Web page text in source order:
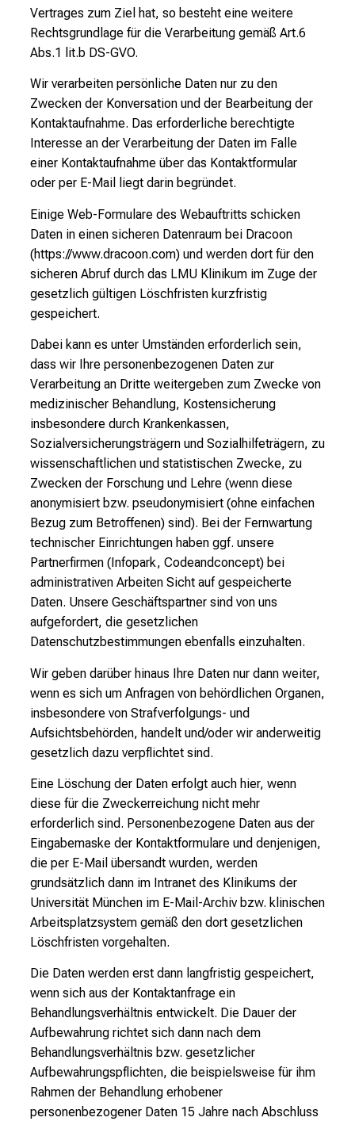
Vertrages zum Ziel hat, so besteht eine weitere
Rechtsgrundlage für die Verarbeitung gemäß Art.6
Abs.1 lit.b DS-GVO.
Wir verarbeiten persönliche Daten nur zu den
Zwecken der Konversation und der Bearbeitung der
Kontaktaufnahme. Das erforderliche berechtigte
Interesse an der Verarbeitung der Daten im Falle
einer Kontaktaufnahme über das Kontaktformular
oder per E-Mail liegt darin begründet.
Einige Web-Formulare des Webauftritts schicken
Daten in einen sicheren Datenraum bei Dracoon
(https://www.dracoon.com) und werden dort für den
sicheren Abruf durch das LMU Klinikum im Zuge der
gesetzlich gültigen Löschfristen kurzfristig
gespeichert.
Dabei kann es unter Umständen erforderlich sein,
dass wir Ihre personenbezogenen Daten zur
Verarbeitung an Dritte weitergeben zum Zwecke von
medizinischer Behandlung, Kostensicherung
insbesondere durch Krankenkassen,
Sozialversicherungsträgern und Sozialhilfeträgern, zu
wissenschaftlichen und statistischen Zwecke, zu
Zwecken der Forschung und Lehre (wenn diese
anonymisiert bzw. pseudonymisiert (ohne einfachen
Bezug zum Betroffenen) sind). Bei der Fernwartung
technischer Einrichtungen haben ggf. unsere
Partnerfirmen (Infopark, Codeandconcept) bei
administrativen Arbeiten Sicht auf gespeicherte
Daten. Unsere Geschäftspartner sind von uns
aufgefordert, die gesetzlichen
Datenschutzbestimmungen ebenfalls einzuhalten.
Wir geben darüber hinaus Ihre Daten nur dann weiter,
wenn es sich um Anfragen von behördlichen Organen,
insbesondere von Strafverfolgungs- und
Aufsichtsbehörden, handelt und/oder wir anderweitig
gesetzlich dazu verpflichtet sind.
Eine Löschung der Daten erfolgt auch hier, wenn
diese für die Zweckerreichung nicht mehr
erforderlich sind. Personenbezogene Daten aus der
Eingabemaske der Kontaktformulare und denjenigen,
die per E-Mail übersandt wurden, werden
grundsätzlich dann im Intranet des Klinikums der
Universität München im E-Mail-Archiv bzw. klinischen
Arbeitsplatzsystem gemäß den dort gesetzlichen
Löschfristen vorgehalten.
Die Daten werden erst dann langfristig gespeichert,
wenn sich aus der Kontaktanfrage ein
Behandlungsverhältnis entwickelt. Die Dauer der
Aufbewahrung richtet sich dann nach dem
Behandlungsverhältnis bzw. gesetzlicher
Aufbewahrungspflichten, die beispielsweise für ihm
Rahmen der Behandlung erhobener
personenbezogener Daten 15 Jahre nach Abschluss